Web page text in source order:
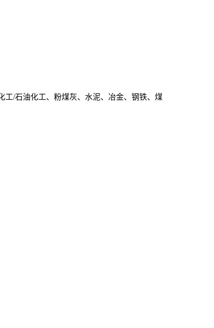
工/石油化工、粉煤灰、水泥、冶金、钢铁、煤